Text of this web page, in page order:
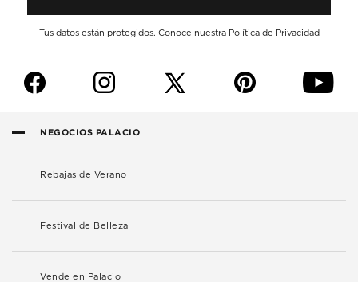
Tus datos están protegidos. Conoce nuestra Política de Privacidad
f i p y
NEGOCIOS PALACIO
Rebajas de Verano
Festival de Belleza
Vende en Palacio